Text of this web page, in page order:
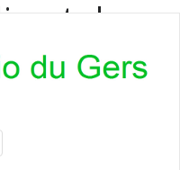
de
bio
bio aux